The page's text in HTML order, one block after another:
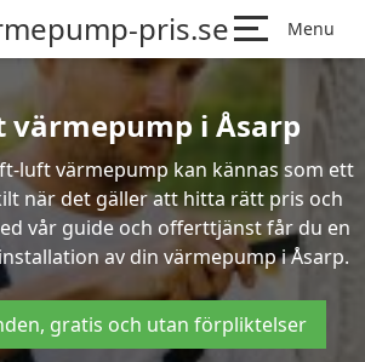
pris.se Menu
i Åsarp
luft värmepump kan kännas som ett
när det gäller att hitta rätt pris och
vår guide och offerttjänst får du en
av din värmepump i Åsarp.
gratis och utan förpliktelser